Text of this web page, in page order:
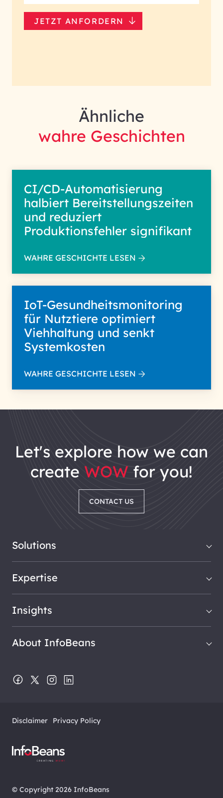
JETZT ANFORDERN
Ähnliche
wahre Geschichten
CI/CD-Automatisierung
halbiert Bereitstellungszeiten
und reduziert
Produktionsfehler signifikant
WAHRE GESCHICHTE LESEN
IoT-Gesundheitsmonitoring
für Nutztiere optimiert
Viehhaltung und senkt
Systemkosten
WAHRE GESCHICHTE LESEN
let's explore how we can
create WOW for you!
CONTACT US
Solutions
Expertise
Insights
About InfoBeans
Disclaimer Privacy Policy
© Copyright 2026 InfoBeans